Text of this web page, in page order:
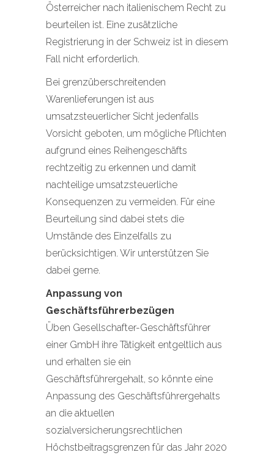
Österreicher nach italienischem Recht zu
beurteilen ist. Eine zusätzliche
Registrierung in der Schweiz ist in diesem
Fall nicht erforderlich.
Bei grenzüberschreitenden
Warenlieferungen ist aus
umsatzsteuerlicher Sicht jedenfalls
Vorsicht geboten, um mögliche Pflichten
aufgrund eines Reihengeschäfts
rechtzeitig zu erkennen und damit
nachteilige umsatzsteuerliche
Konsequenzen zu vermeiden. Für eine
Beurteilung sind dabei stets die
Umstände des Einzelfalls zu
berücksichtigen. Wir unterstützen Sie
dabei gerne.
Anpassung von
Geschäftsführerbezügen
Üben Gesellschafter-Geschäftsführer
einer GmbH ihre Tätigkeit entgeltlich aus
und erhalten sie ein
Geschäftsführergehalt, so könnte eine
Anpassung des Geschäftsführergehalts
an die aktuellen
sozialversicherungsrechtlichen
Höchstbeitragsgrenzen für das Jahr 2020